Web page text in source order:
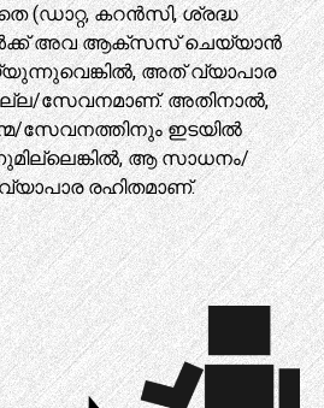
(ഡാറ്റ, കറൻസി, ശ്രദ്ധ
അവ ആക്‌സസ് ചെയ്യാൻ
അത് വ്യാപാര
സേവനമാണ്. അതിനാൽ,
സേവനത്തിനും ഇടയിൽ
ആ സാധനം/
രഹിതമാണ്.